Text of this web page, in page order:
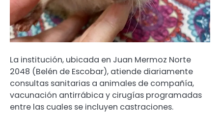
La institución, ubicada en Juan Mermoz Norte
2048 (Belén de Escobar), atiende diariamente
consultas sanitarias a animales de compañía,
vacunación antirrábica y cirugías programadas
entre las cuales se incluyen castraciones.